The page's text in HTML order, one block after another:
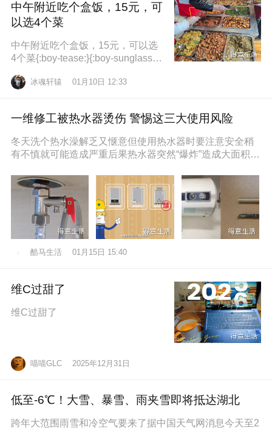
中午附近吃个盒饭，15元，可
以选4个菜
中午附近吃个盒饭，15元，可以选
4个菜{:boy-tease:}{:boy-sunglasse
冰魂轩辕 01月10日 12:33
一维修工被热水器烫伤 警惕这三大使用风险
冬天洗个热水澡解乏又惬意但使用热水器时要注意安全稍
有不慎就可能造成严重后果热水器突然“爆炸”造成大面积烫
酷马生活 01月15日 15:40
维C过甜了
维C过甜了
喵喵GLC 2025年12月31日
低至-6℃！大雪、暴雪、雨夹雪即将抵达湖北
跨年大范围雨雪和冷空气要来了据中国天气网消息今天至2